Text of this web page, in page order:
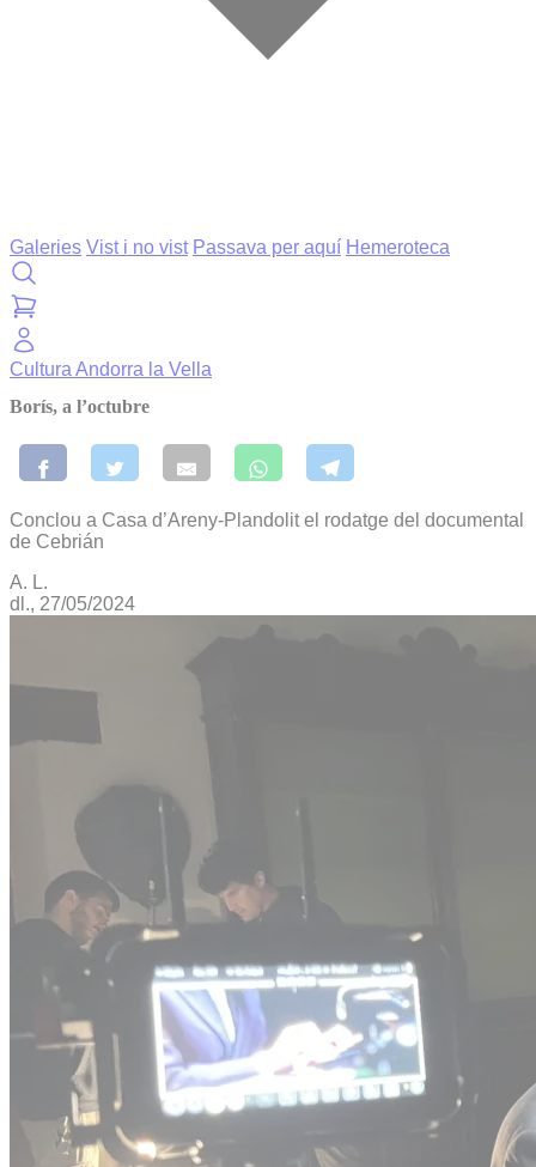
Galeries Vist i no vist Passava per aquí Hemeroteca
Cultura Andorra la Vella
Borís, a l’octubre
Conclou a Casa d’Areny-Plandolit el rodatge del documental
de Cebrián
A. L.
dl., 27/05/2024